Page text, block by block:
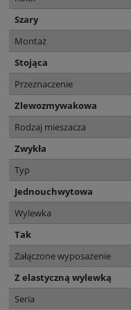
Szary
Montaż
Stojąca
Przeznaczenie
Zlewozmywakowa
Rodzaj mieszacza
Zwykła
Typ
Jednouchwytowa
Wylewka
Tak
Załączone wyposażenie
Z elastyczną wylewką
Seria